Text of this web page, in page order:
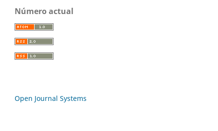
Número actual
Open Journal Systems